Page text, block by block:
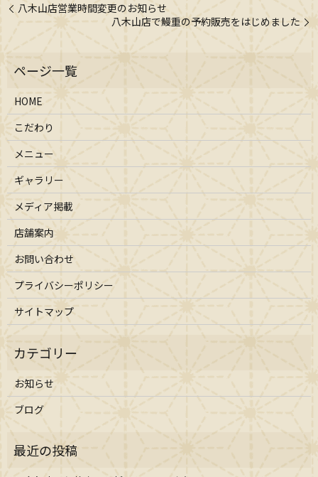
八木山店営業時間変更のお知らせ
八木山店で鰻重の予約販売をはじめました
HOME
こだわり
メニュー
ギャラリー
メディア掲載
店舗案内
お問い合わせ
プライバシーポリシー
サイトマップ
お知らせ
ブログ